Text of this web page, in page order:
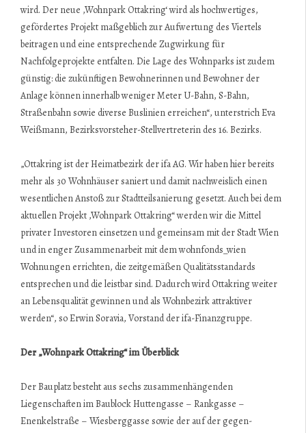
wird. Der neue ,Wohnpark Ottakring‘ wird als hochwertiges,
gefördertes Projekt maßgeblich zur Aufwertung des Viertels
beitragen und eine entsprechende Zugwirkung für
Nachfolgeprojekte entfalten. Die Lage des Wohnparks ist zudem
günstig: die zukünftigen Bewohnerinnen und Bewohner der
Anlage können innerhalb weniger Meter U-Bahn, S-Bahn,
Straßenbahn sowie diverse Buslinien erreichen“, unterstrich Eva
Weißmann, Bezirksvorsteher-Stellvertreterin des 16. Bezirks.
„Ottakring ist der Heimatbezirk der ifa AG. Wir haben hier bereits
mehr als 30 Wohnhäuser saniert und damit nachweislich einen
wesentlichen Anstoß zur Stadtteilsanierung gesetzt. Auch bei dem
aktuellen Projekt ,Wohnpark Ottakring“ werden wir die Mittel
privater Investoren einsetzen und gemeinsam mit der Stadt Wien
und in enger Zusammenarbeit mit dem wohnfonds_wien
Wohnungen errichten, die zeitgemäßen Qualitätsstandards
entsprechen und die leistbar sind. Dadurch wird Ottakring weiter
an Lebensqualität gewinnen und als Wohnbezirk attraktiver
werden“, so Erwin Soravia, Vorstand der ifa-Finanzgruppe.
Der „Wohnpark Ottakring“ im Überblick
Der Bauplatz besteht aus sechs zusammenhängenden
Liegenschaften im Bau­block Huttengasse – Rankgasse –
Enenkelstraße – Wiesberggasse sowie der auf der gegen­